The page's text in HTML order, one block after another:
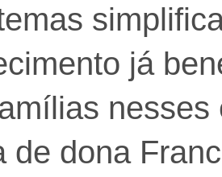
já
nesses
de dona